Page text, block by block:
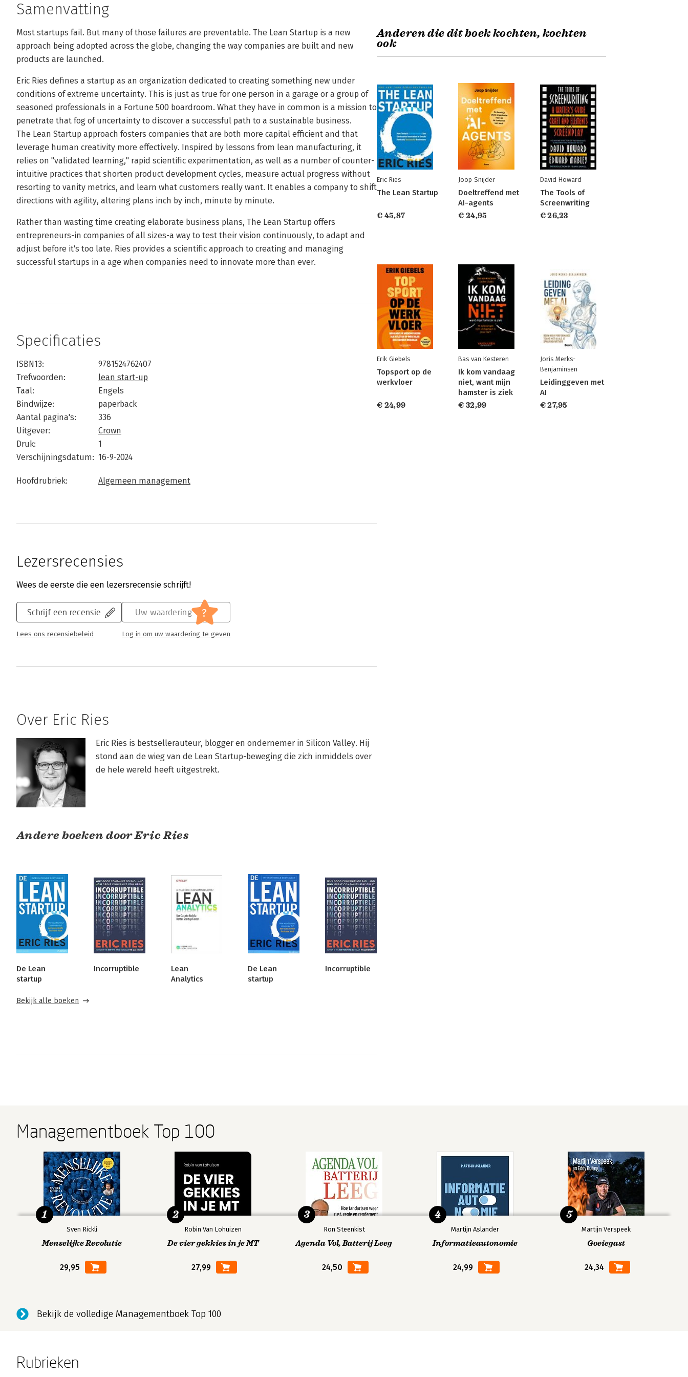
Samenvatting
Most startups fail. But many of those failures are preventable. The Lean Startup is a new
approach being adopted across the globe, changing the way companies are built and new
products are launched.
Eric Ries defines a startup as an organization dedicated to creating something new under
conditions of extreme uncertainty. This is just as true for one person in a garage or a group of
seasoned professionals in a Fortune 500 boardroom. What they have in common is a mission to
penetrate that fog of uncertainty to discover a successful path to a sustainable business.
The Lean Startup approach fosters companies that are both more capital efficient and that
leverage human creativity more effectively. Inspired by lessons from lean manufacturing, it
relies on "validated learning," rapid scientific experimentation, as well as a number of counter-
intuitive practices that shorten product development cycles, measure actual progress without
resorting to vanity metrics, and learn what customers really want. It enables a company to shift
directions with agility, altering plans inch by inch, minute by minute.
Rather than wasting time creating elaborate business plans, The Lean Startup offers
entrepreneurs-in companies of all sizes-a way to test their vision continuously, to adapt and
adjust before it's too late. Ries provides a scientific approach to creating and managing
successful startups in a age when companies need to innovate more than ever.
Specificaties
ISBN13:
9781524762407
Trefwoorden:
lean start-up
Taal:
Engels
Bindwijze:
paperback
Aantal pagina's:
336
Uitgever:
Crown
Druk:
1
Verschijningsdatum: 16-9-2024
Hoofdrubriek: Algemeen management
Lezersrecensies
Wees de eerste die een lezersrecensie schrijft!
Schrijf een recensie
Lees ons recensiebeleid
Uw waardering ?
Log in om uw waardering te geven
Over Eric Ries
Eric Ries is bestsellerauteur, blogger en ondernemer in Silicon Valley. Hij
stond aan de wieg van de Lean Startup-beweging die zich inmiddels over
de hele wereld heeft uitgestrekt.
Andere boeken door Eric Ries
De Lean
startup
Incorruptible
Lean
Analytics
De Lean
startup
Incorruptible
Bekijk alle boeken
Anderen die dit boek kochten, kochten
ook
Eric Ries
The Lean Startup
€ 45,87
Joop Snijder
Doeltreffend met
AI-agents
€ 24,95
David Howard
The Tools of
Screenwriting
€ 26,23
Erik Giebels
Topsport op de
werkvloer
€ 24,99
Bas van Kesteren
Ik kom vandaag
niet, want mijn
hamster is ziek
€ 32,99
Joris Merks-
Benjaminsen
Leidinggeven met
AI
€ 27,95
Managementboek Top 100
Sven Rickli
Menselijke Revolutie
29,95
1
Robin Van Lohuizen
De vier gekkies in je MT
27,99
2
Ron Steenkist
Agenda Vol, Batterij Leeg
24,50
3
Martijn Aslander
Informatieautonomie
24,99
4
Martijn Verspeek
Goeiegast
24,34
5
Bekijk de volledige Managementboek Top 100
Rubrieken